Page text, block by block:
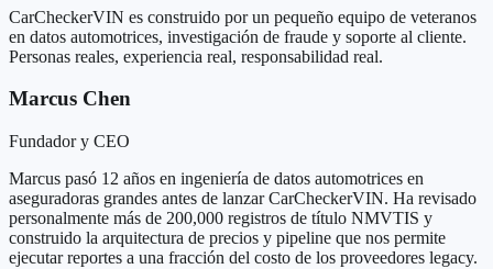
CarCheckerVIN es construido por un pequeño equipo de veteranos
en datos automotrices, investigación de fraude y soporte al cliente.
Personas reales, experiencia real, responsabilidad real.
Marcus Chen
Fundador y CEO
Marcus pasó 12 años en ingeniería de datos automotrices en
aseguradoras grandes antes de lanzar CarCheckerVIN. Ha revisado
personalmente más de 200,000 registros de título NMVTIS y
construido la arquitectura de precios y pipeline que nos permite
ejecutar reportes a una fracción del costo de los proveedores legacy.